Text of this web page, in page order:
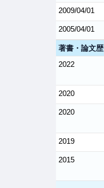
2009/04/01
2005/04/01
著書・論文歴
2022
2020
2020
2019
2015